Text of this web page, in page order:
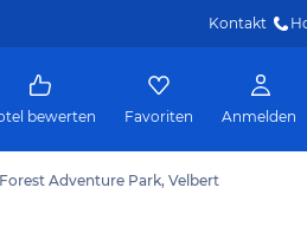
Kontakt
bewerten Favoriten Anmelden
Adventure Park, Velbert